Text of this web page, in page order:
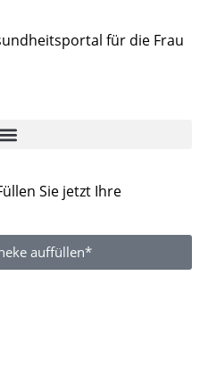
für die Frau
Sie jetzt Ihre
auffüllen*